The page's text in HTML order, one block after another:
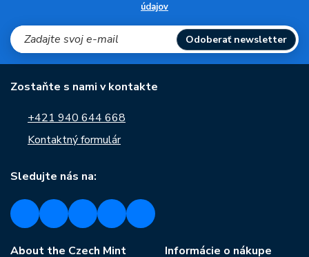
údajov
Odoberať newsletter
Zostaňte s nami v kontakte
+421 940 644 668
Kontaktný formulár
Sledujte nás na:
About the Czech Mint Informácie o nákupe